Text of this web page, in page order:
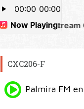
CXC206-F